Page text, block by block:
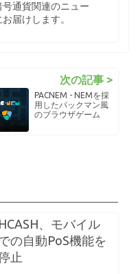
通貨関連のニュー
届けします。
次の記事 >
PACNEM - NEMを採
用したパックマン風
のブラウザゲーム
HCASH、モバイル
の自動PoS機能を
止